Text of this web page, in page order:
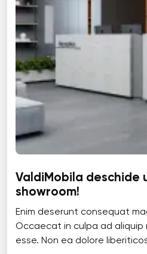
ValdiMobila deschide
showroom!
Enim deserunt consequat
Occaecat in culpa ad
esse. Non ea dolore